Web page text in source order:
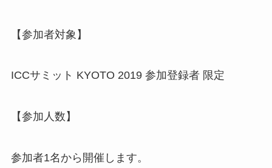
【参加者対象】
ICCサミット KYOTO 2019 参加登録者 限定
【参加人数】
参加者1名から開催します。